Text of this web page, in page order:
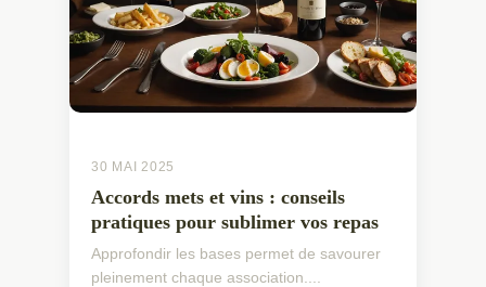
30 MAI 2025
Accords mets et vins : conseils
pratiques pour sublimer vos repas
Approfondir les bases permet de savourer
pleinement chaque association....